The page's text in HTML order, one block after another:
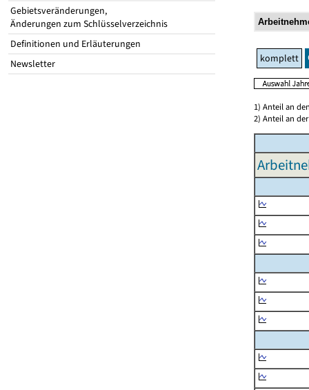
Gebietsveränderungen,
Änderungen zum Schlüsselverzeichnis
Definitionen und Erläuterungen
Newsletter
komplett
1) Anteil an
2) Anteil an